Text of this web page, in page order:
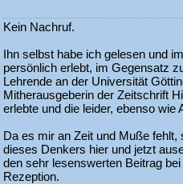
Kein Nachruf.
Ihn selbst habe ich gelesen und
persönlich erlebt, im Gegensatz
Lehrende an der Universität
Mitherausgeberin der Zeitschrift
erlebte und die leider, ebenso
Da es mir an Zeit und Muße
dieses Denkers hier und jetzt
den sehr lesenswerten Beitrag
Rezeption.